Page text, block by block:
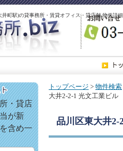
井町駅)の貸事務所・賃貸オフィス・貸店舗 物件詳
トップページ > 物件検索
大井2-2-1 光文工業ビル
品川区東大井2-
・貸店
が新
含め一